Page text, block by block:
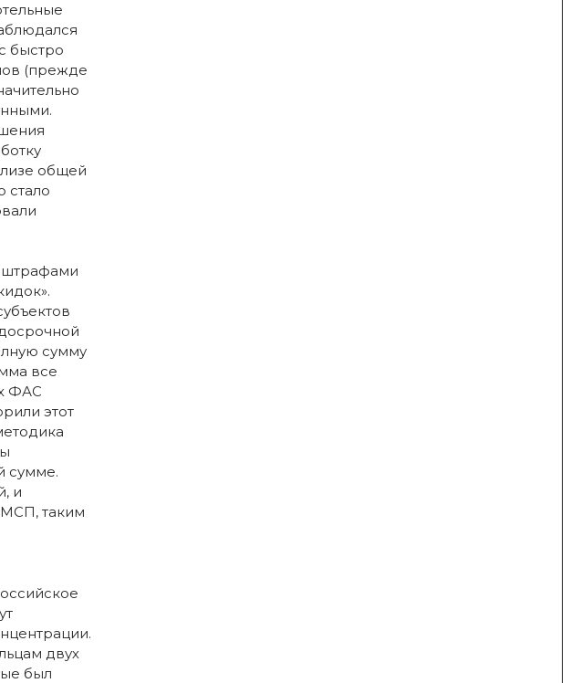
быстро
(прежде
общей
стало
штрафами
сумму
все
ФАС
этот
сумме.
и
МСП, таким
двух
был